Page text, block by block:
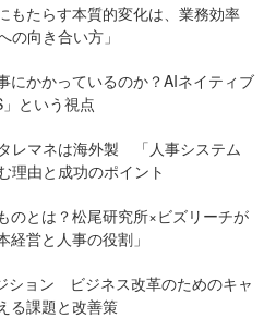
もたらす本質的変化は、業務効率
の向き合い方」
にかかっているのか？AIネイティブ
という視点
レマネは海外製 「人事システム
理由と成功のポイント
のとは？松尾研究所×ビズリーチが
営と人事の役割」
ション ビジネス改革のためのキャ
る課題と改善策